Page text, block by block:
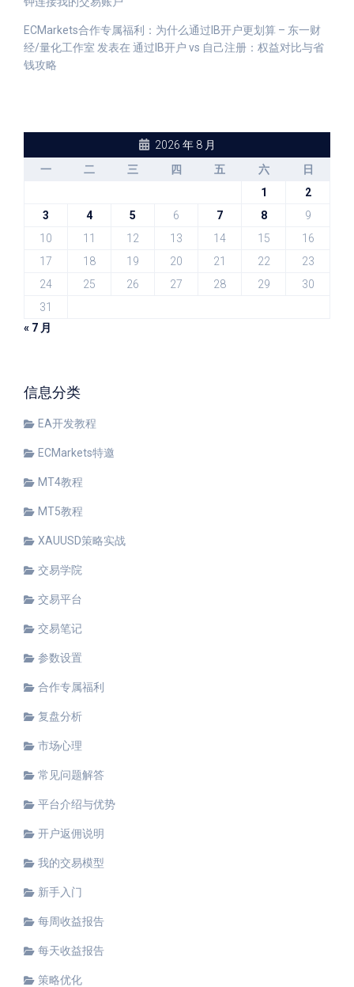
ECMarkets合作专属福利：为什么通过IB开户更划算 – 东一财
经/量化工作室 发表在 通过IB开户 vs 自己注册：权益对比与省
钱攻略
2026 年 8 月
一
二 三 四 五 六
日
1
2
3
4 5 6 7 8
9
10
11 12 13 14 15
16
17
18 19 20 21 22
23
24
25 26 27 28 29
30
31
« 7 月
信息分类
EA开发教程
ECMarkets特邀
MT4教程
MT5教程
XAUUSD策略实战
交易学院
交易平台
交易笔记
参数设置
合作专属福利
复盘分析
市场心理
常见问题解答
平台介绍与优势
开户返佣说明
我的交易模型
新手入门
每周收益报告
每天收益报告
策略优化